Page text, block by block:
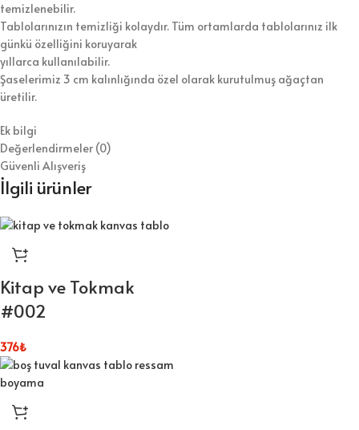
temizlenebilir.
Tablolarınızın temizliği kolaydır. Tüm ortamlarda tablolarınız ilk
günkü özelliğini koruyarak
yıllarca kullanılabilir.
Şaselerimiz 3 cm kalınlığında özel olarak kurutulmuş ağaçtan
üretilir.
Ek bilgi
Değerlendirmeler (0)
Güvenli Alışveriş
İlgili ürünler
Kitap ve Tokmak
#002
376₺